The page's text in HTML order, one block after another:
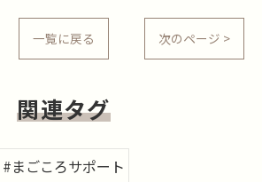
一覧に戻る 次のページ >
関連タグ
#まごころサポート